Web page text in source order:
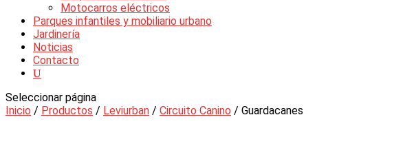
Motocarros eléctricos
Parques infantiles y mobiliario urbano
Jardinería
Noticias
Contacto
Seleccionar página
Inicio / Productos / Leviurban / Circuito Canino / Guardacanes